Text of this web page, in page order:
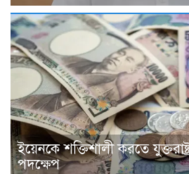
ইয়েনকে শক্তিশালী করতে
পদক্ষেপ